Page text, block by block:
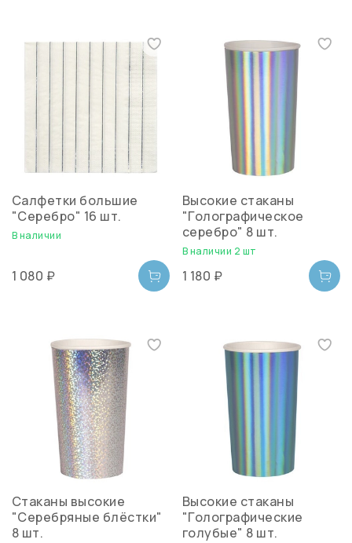
Салфетки большие
"Серебро" 16 шт.
В наличии
1 080 ₽
Высокие стаканы
"Голографическое
серебро" 8 шт.
В наличии 2 шт
1 180 ₽
Cтаканы высокие
"Серебряные блёстки"
8 шт.
Высокие стаканы
"Голографические
голубые" 8 шт.